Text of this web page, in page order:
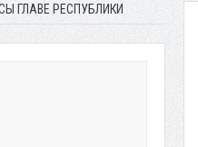
ГЛАВЕ РЕСПУБЛИКИ